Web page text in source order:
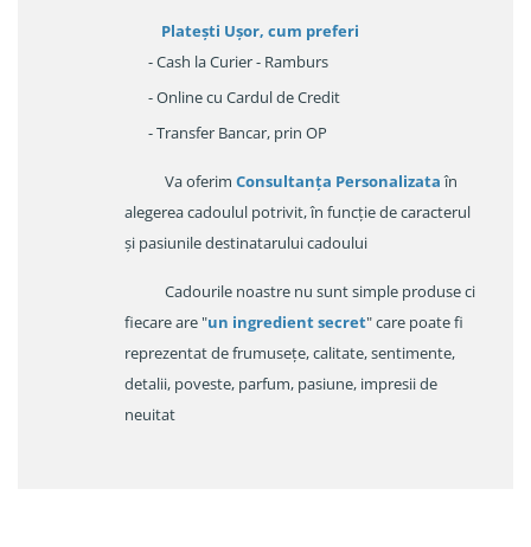
Platești Ușor, cum preferi
- Cash la Curier - Ramburs
- Online cu Cardul de Credit
- Transfer Bancar, prin OP
Va oferim Consultanța Personalizataîn
alegerea cadoulul potrivit, în funcție de caracterul
și pasiunile destinatarului cadoului
Cadourile noastre nu sunt simple produse ci
fiecare are "un ingredient secret" care poate fi
reprezentat de frumusețe, calitate, sentimente,
detalii, poveste, parfum, pasiune, impresii de
neuitat